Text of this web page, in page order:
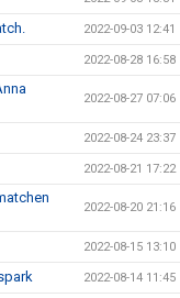
2022-09-03 12:41
2022-08-28 16:58
2022-08-27 07:06
2022-08-24 23:37
2022-08-21 17:22
2022-08-20 21:16
2022-08-15 13:10
2022-08-14 11:45